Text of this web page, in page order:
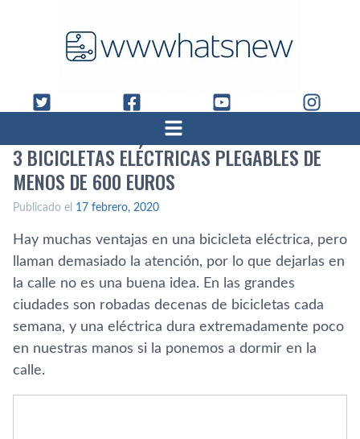
3 BICICLETAS ELÉCTRICAS PLEGABLES DE
MENOS DE 600 EUROS
Publicado el 17 febrero, 2020
Hay muchas ventajas en una bicicleta eléctrica, pero
llaman demasiado la atención, por lo que dejarlas en
la calle no es una buena idea. En las grandes
ciudades son robadas decenas de bicicletas cada
semana, y una eléctrica dura extremadamente poco
en nuestras manos si la ponemos a dormir en la
calle.